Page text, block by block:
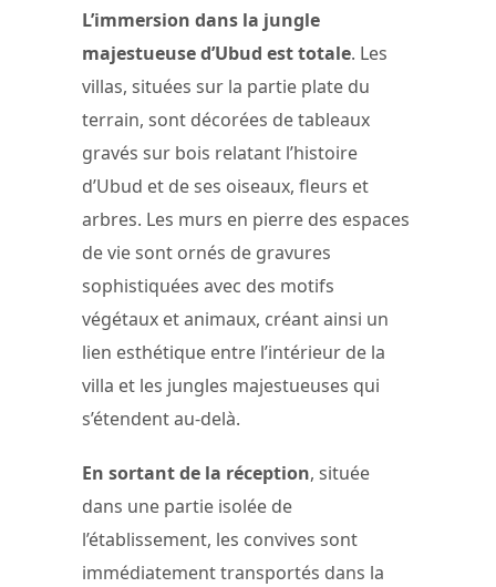
L’immersion dans la jungle
majestueuse d’Ubud est totale. Les
villas, situées sur la partie plate du
terrain, sont décorées de tableaux
gravés sur bois relatant l’histoire
d’Ubud et de ses oiseaux, fleurs et
arbres. Les murs en pierre des espaces
de vie sont ornés de gravures
sophistiquées avec des motifs
végétaux et animaux, créant ainsi un
lien esthétique entre l’intérieur de la
villa et les jungles majestueuses qui
s’étendent au-delà.
En sortant de la réception, située
dans une partie isolée de
l’établissement, les convives sont
immédiatement transportés dans la